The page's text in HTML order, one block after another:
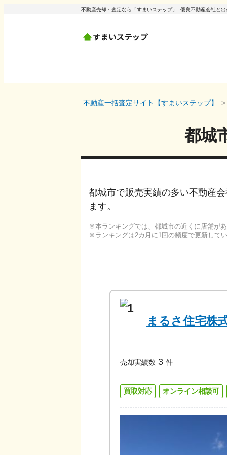
不動産売却・査定なら「すまいステップ」- 優良不動産会社と
不動産一括査定サイト【すまいステップ】
都城
都城市で販売実績の多い不動産
ます。
本ランキングでは、 都城市の近くに店舗が
ランキングは2カ月に1回の頻度で更新して
1
まるさ住宅株
売却実績数 3 件
買取対応 オンライン相談可